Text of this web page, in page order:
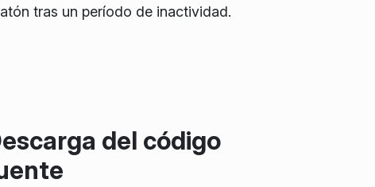
tras un período de inactividad.
del código